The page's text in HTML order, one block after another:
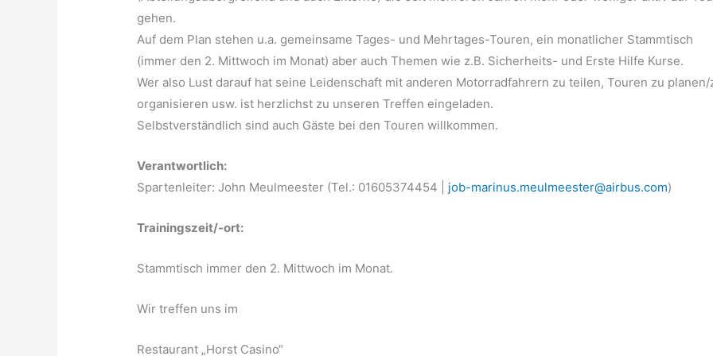
gehen.
Auf dem Plan stehen u.a. gemeinsame Tages- und Mehrtages-Touren, ein monatlicher Stammtisch
(immer den 2. Mittwoch im Monat) aber auch Themen wie z.B. Sicherheits- und Erste Hilfe Kurse.
Wer also Lust darauf hat seine Leidenschaft mit anderen Motorradfahrern zu teilen, Touren zu planen/
organisieren usw. ist herzlichst zu unseren Treffen eingeladen.
Selbstverständlich sind auch Gäste bei den Touren willkommen.
Verantwortlich:
Spartenleiter: John Meulmeester (Tel.: 01605374454 job-marinus.meulmeester@airbus.com)
Trainingszeit/-ort:
Stammtisch immer den 2. Mittwoch im Monat.
Wir treffen uns im
Restaurant „Horst Casino“